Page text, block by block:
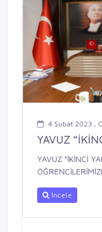
4 Şubat 2023 ,
YAVUZ
YAVUZ “İKİNCİ
İncele